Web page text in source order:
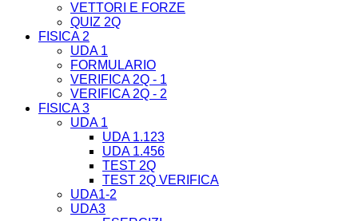
VETTORI E FORZE
QUIZ 2Q
FISICA 2
UDA 1
FORMULARIO
VERIFICA 2Q - 1
VERIFICA 2Q - 2
FISICA 3
UDA 1
UDA 1.123
UDA 1.456
TEST 2Q
TEST 2Q VERIFICA
UDA1-2
UDA3